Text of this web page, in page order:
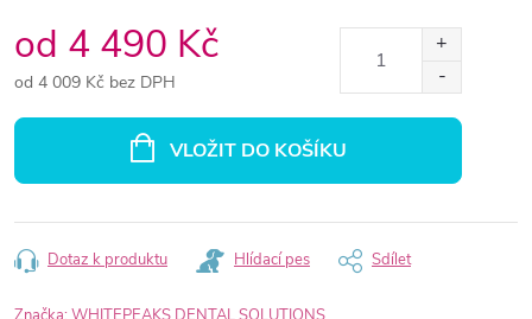
od 4 490 Kč
od 4 009 Kč bez DPH
VLOŽIT DO KOŠÍKU
Dotaz k produktu Hlídací pes Sdílet